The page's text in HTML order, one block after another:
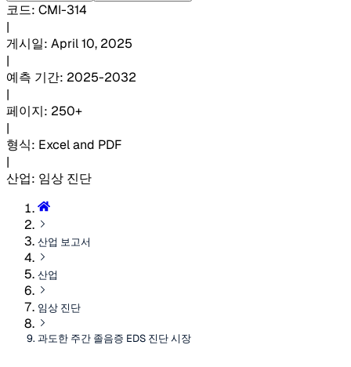
코드: CMI-314
|
게시일: April 10, 2025
|
예측 기간: 2025-2032
|
페이지: 250+
|
형식: Excel and PDF
|
산업: 임상 진단
산업 보고서
산업
임상 진단
과도한 주간 졸음증 EDS 진단 시장